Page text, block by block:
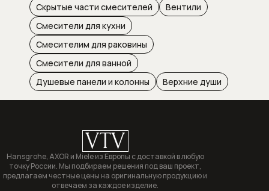
Скрытые части смесителей
Вентили
Смесители для кухни
Смесителим для раковины
Смесители для ванной
Душевые панели и колонны
Верхние души
VTV
Hansgrohe, AXOR и Miele из Европы с доставкой в любую
точку России. Мы подбираем решения под ваш проект,
предлагаем честные цены на оригинальную продукцию и
отвечаем за каждое изделие.